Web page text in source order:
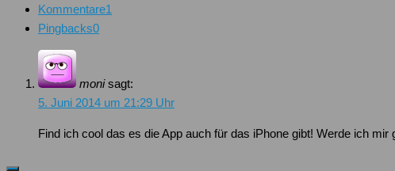
Kommentare1
Pingbacks0
moni sagt:
5. Juni 2014 um 21:29 Uhr
Find ich cool das es die App auch für das iPhone gibt! Werde ich